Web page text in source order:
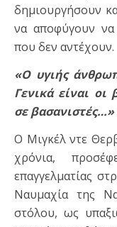
δημιουργήσουν
να αποφύγουν να
που δεν αντέχουν.
«Ο υγιής
Γενικά είναι οι
σε βασανιστές…»
O Μιγκέλ ντε
χρόνια,
επαγγελματίας
Ναυμαχία της
στόλου, ως